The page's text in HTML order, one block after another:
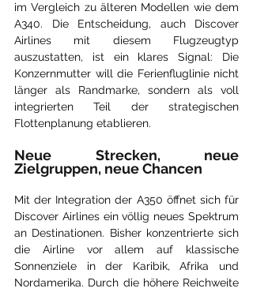
im Vergleich zu älteren Modellen wie dem
A340. Die Entscheidung, auch Discover
Airlines mit diesem Flugzeugtyp
auszustatten, ist ein klares Signal: Die
Konzernmutter will die Ferienfluglinie nicht
länger als Randmarke, sondern als voll
integrierten Teil der strategischen
Flottenplanung etablieren.
Neue Strecken, neue
Zielgruppen, neue Chancen
Mit der Integration der A350 öffnet sich für
Discover Airlines ein völlig neues Spektrum
an Destinationen. Bisher konzentrierte sich
die Airline vor allem auf klassische
Sonnenziele in der Karibik, Afrika und
Nordamerika. Durch die höhere Reichweite